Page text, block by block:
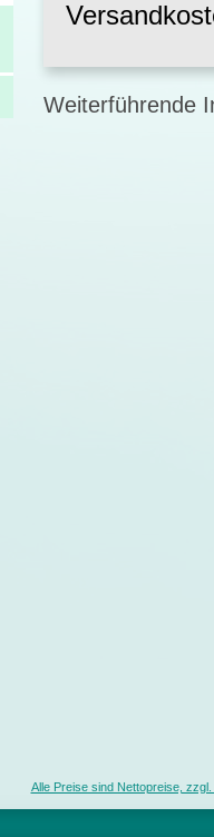
Weiterführende
Alle Preise sind Nettopreise,